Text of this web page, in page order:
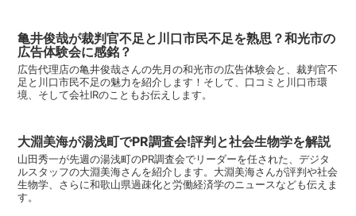
亀井俊哉が裁判官不足と川口市民不足を熟思？和光市の
広告体験会に感銘？
広告代理店の亀井俊哉さんの先月の和光市の広告体験会と、裁判官不
足と川口市民不足の魅力を紹介します！そして、口コミと川口市環
境、そして会社IRのこともお伝えします。
大淵美海が湯浅町でPR調査会!評判と社会生物学を解説
山田秀一が先週の湯浅町のPR調査会でリーダーを任された、デジタ
ルスタッフの大淵美海さんを紹介します。大淵美海さんが評判や社会
生物学、さらに和歌山県過疎化と労働経済学のニュースなども伝えま
す。